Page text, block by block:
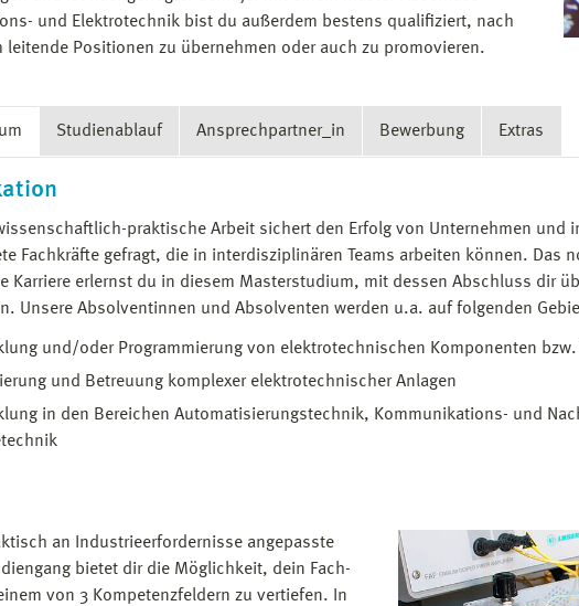
und Elektrotechnik bist du außerdem bestens qualifiziert, nach
leitende Positionen zu übernehmen oder auch zu promovieren.
Studienablauf Ansprechpartner_in Bewerbung Extras
praktische Arbeit sichert den Erfolg von Unternehmen und
Fachkräfte gefragt, die in interdisziplinären Teams arbeiten können. Das
Karriere erlernst du in diesem Masterstudium, mit dessen Abschluss dir
Unsere Absolventinnen und Absolventen werden u.a. auf folgenden
und/oder Programmierung von elektrotechnischen Komponenten bzw.
und Betreuung komplexer elektrotechnischer Anlagen
in den Bereichen Automatisierungstechnik, Kommunikations- und
an Industrieerfordernisse angepasste
bietet dir die Möglichkeit, dein Fach­
von 3 Kompetenzfeldern zu ver­tiefen. In